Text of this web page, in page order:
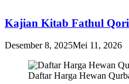
Kajian Kitab Fathul
Desember 8, 2025Mei 11, 2026
Daftar Harga Hewan